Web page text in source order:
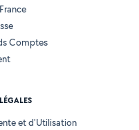
Comptes
et d'Utilisation